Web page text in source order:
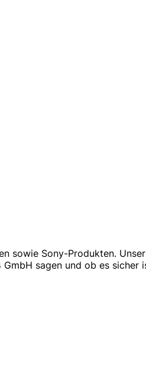
sowie Sony-Produkten.
sagen und ob es sicher